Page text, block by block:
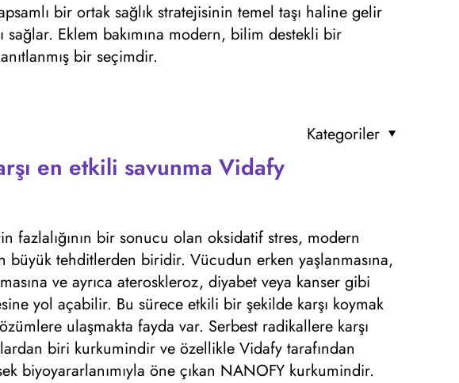
bir ortak sağlık stratejisinin temel taşı haline gelir
Eklem bakımına modern, bilim destekli bir
bir seçimdir.
Kategoriler
en etkili savunma Vidafy
fazlalığının bir sonucu olan oksidatif stres, modern
büyük tehditlerden biridir. Vücudun erken yaşlanmasına,
ve ayrıca ateroskleroz, diyabet veya kanser gibi
yol açabilir. Bu sürece etkili bir şekilde karşı koymak
ulaşmakta fayda var. Serbest radikallere karşı
biri kurkumindir ve özellikle Vidafy tarafından
biyoyararlanımıyla öne çıkan NANOFY kurkumindir.